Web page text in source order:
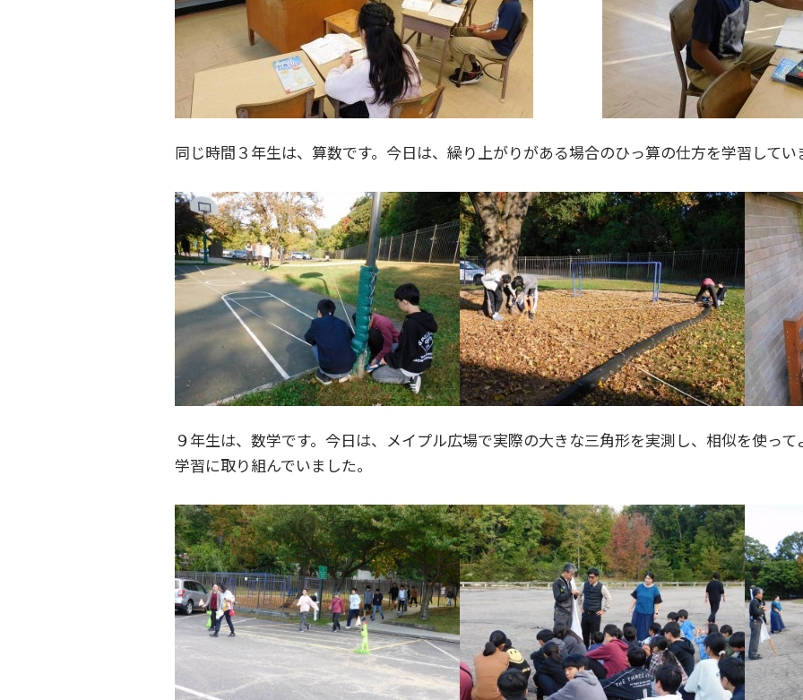
同じ時間３年生は、算数です。今日は、繰り上がりがある場合のひっ算の仕方を学習してい
９年生は、数学です。今日は、メイプル広場で実際の大きな三角形を実測し、相似を使っ
学習に取り組んでいました。